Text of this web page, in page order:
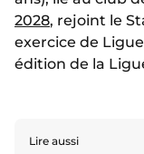
2028, rejoint le
exercice de
édition de la
Lire aussi